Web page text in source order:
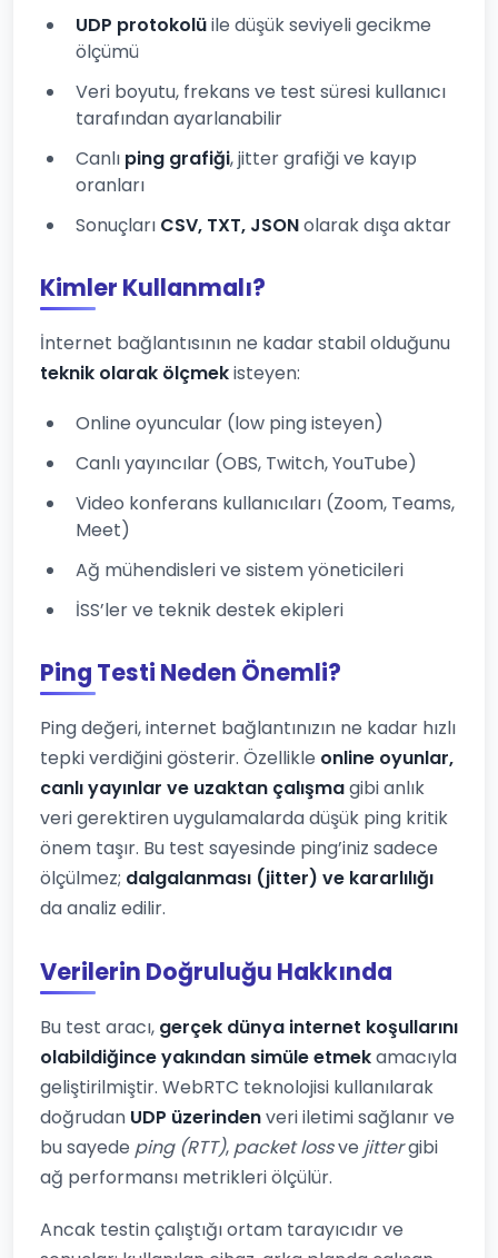
UDP protokolüile düşük seviyeli gecikme
ölçümü
Veri boyutu, frekans ve test süresi kullanıcı
tarafından ayarlanabilir
Canlı ping grafiği, jitter grafiği ve kayıp
oranları
Sonuçları CSV, TXT, JSONolarak dışa aktar
Kimler Kullanmalı?
İnternet bağlantısının ne kadar stabil olduğunu
teknik olarak ölçmekisteyen:
Online oyuncular (low ping isteyen)
Canlı yayıncılar (OBS, Twitch, YouTube)
Video konferans kullanıcıları (Zoom, Teams,
Meet)
Ağ mühendisleri ve sistem yöneticileri
İSS’ler ve teknik destek ekipleri
Ping Testi Neden Önemli?
Ping değeri, internet bağlantınızın ne kadar hızlı
tepki verdiğini gösterir. Özellikle online oyunlar,
canlı yayınlar ve uzaktan çalışmagibi anlık
veri gerektiren uygulamalarda düşük ping kritik
önem taşır. Bu test sayesinde ping’iniz sadece
ölçülmez; dalgalanması (jitter) ve kararlılığı
da analiz edilir.
Verilerin Doğruluğu Hakkında
Bu test aracı, gerçek dünya internet koşullarını
olabildiğince yakından simüle etmekamacıyla
geliştirilmiştir. WebRTC teknolojisi kullanılarak
doğrudan UDP üzerindenveri iletimi sağlanır ve
bu sayede ping (RTT), packet lossve jittergibi
ağ performansı metrikleri ölçülür.
Ancak testin çalıştığı ortam tarayıcıdır ve